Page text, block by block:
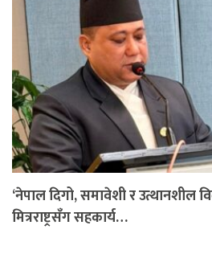
‘नेपाल दिगो, समावेशी र उत्थानशील
मित्रराष्ट्रसँग सहकार्य…